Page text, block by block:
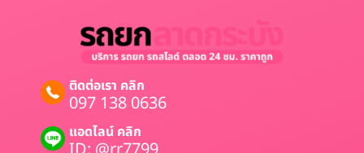
ติดต่อเรา คลิก
097 138 0636
แอดไลน์ คลิก